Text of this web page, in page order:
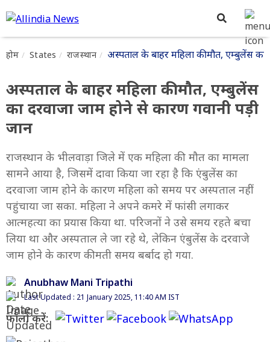
होम States राजस्थान अस्पताल के बाहर महिला की मौत, एम्बुलेंस
अस्पताल के बाहर महिला की मौत, एम्बुलेंस
का दरवाजा जाम होने से कारण गवानी पड़ी
जान
राजस्थान के भीलवाड़ा जिले में एक महिला की मौत का मामला
सामने आया है, जिसमें दावा किया जा रहा है कि एंबुलेंस का
दरवाजा जाम होने के कारण महिला को समय पर अस्पताल नहीं
पहुंचाया जा सका. महिला ने अपने कमरे में फांसी लगाकर
आत्महत्या का प्रयास किया था. परिजनों ने उसे समय रहते बचा
लिया था और अस्पताल ले जा रहे थे, लेकिन एंबुलेंस के दरवाजे
जाम होने के कारण कीमती समय बर्बाद हो गया.
Anubhaw Mani Tripathi
Last Updated : 21 January 2025, 11:40 AM IST
फॉलो करें: